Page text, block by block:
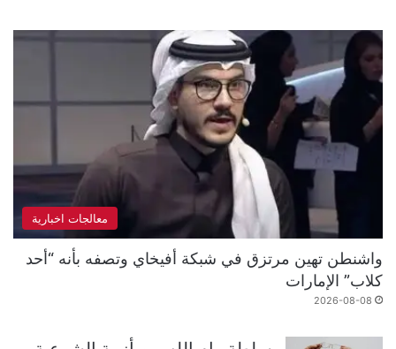
معالجات اخبارية
واشنطن تهين مرتزق في شبكة أفيخاي وتصفه بأنه “أحد
كلاب” الإمارات
2026-08-08